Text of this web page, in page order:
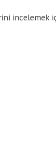
incelemek